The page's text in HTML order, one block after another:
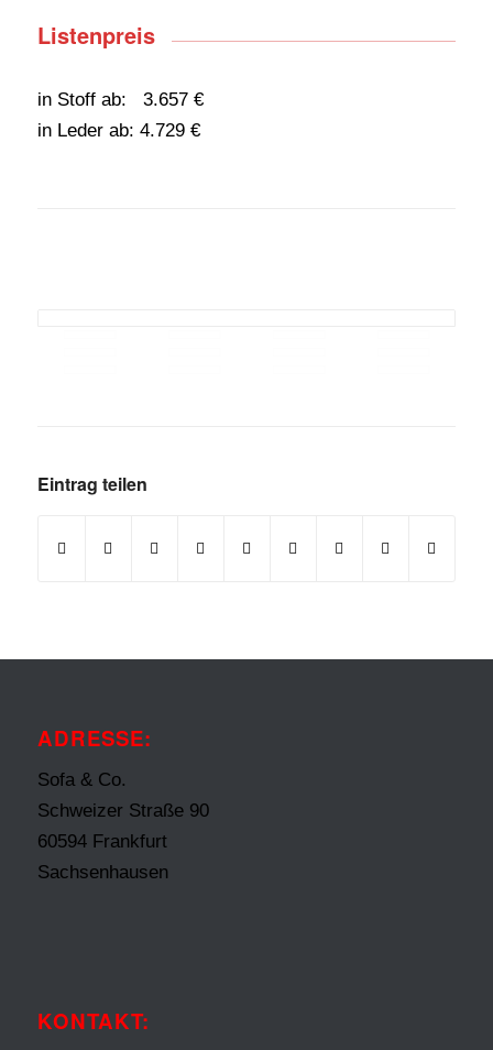
Listenpreis
in Stoff ab: 3.657 €
in Leder ab: 4.729 €
Eintrag teilen
ADRESSE:
Sofa & Co.
Schweizer Straße 90
60594 Frankfurt
Sachsenhausen
KONTAKT: